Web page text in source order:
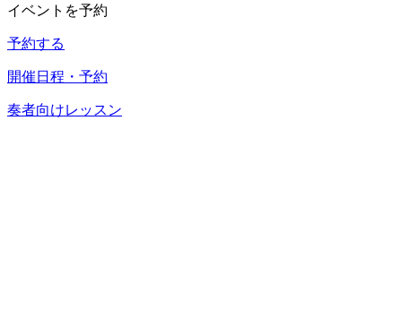
イベントを予約
予約する
開催日程・予約
奏者向けレッスン